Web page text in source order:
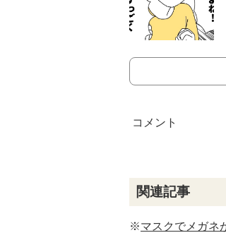
関連記事
※マスクでメガネ